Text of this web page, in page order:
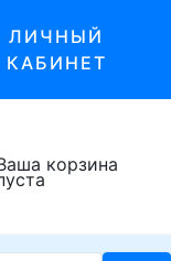
ЛИЧНЫЙ
КАБИНЕТ
корзина